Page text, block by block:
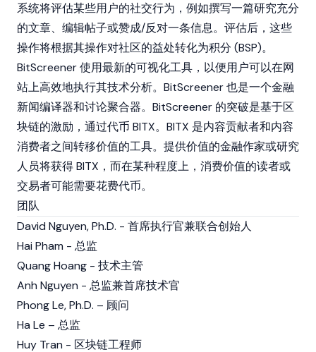
系统将评估某些用户的社交行为，例如撰写一篇研究充分
的文章、编辑帖子或赞成/反对一条信息。评估后，这些
操作将根据其操作对社区的益处转化为积分 (BSP)。
BitScreener 使用最新的可视化工具，以便用户可以在网
站上高效地执行其技术分析。BitScreener 也是一个金融
新闻编译器和讨论聚合器。BitScreener 的突破是基于区
块链的激励，通过代币 BITX。BITX 是内容贡献者和内容
消费者之间转移价值的工具。提供价值的金融作家或研究
人员将获得 BITX，而在某种程度上，消费价值的读者或
交易者可能需要花费代币。
团队
David Nguyen, Ph.D. - 首席执行官兼联合创始人
Hai Pham - 总监
Quang Hoang - 技术主管
Anh Nguyen - 总监兼首席技术官
Phong Le, Ph.D. – 顾问
Ha Le – 总监
Huy Tran - 区块链工程师